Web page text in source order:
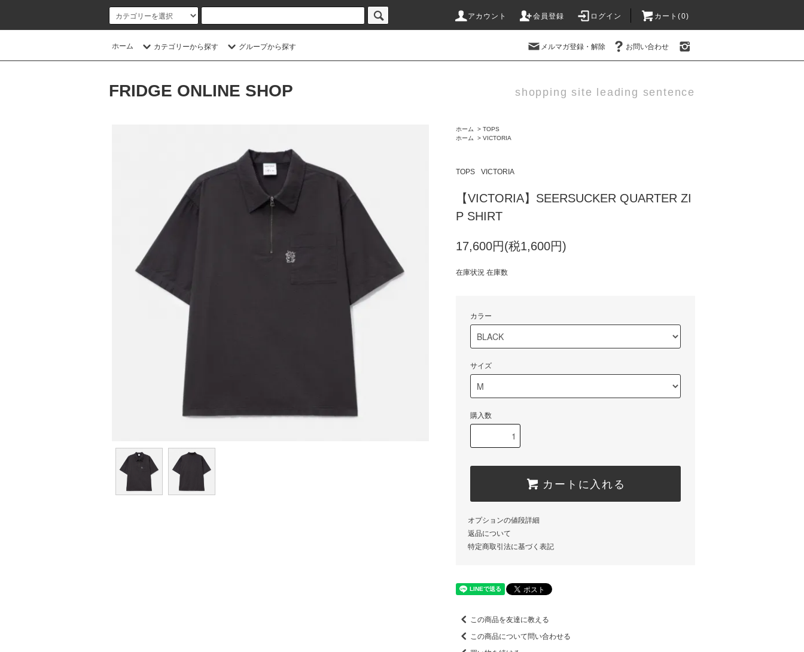
アカウント 会員登録 ログイン カート(0)
ホーム カテゴリーから探す グループから探す メルマガ登録・解除 お問い合わせ
FRIDGE ONLINE SHOP shopping site leading sentence
ホーム > TOPS
ホーム
> VICTORIA
TOPS VICTORIA
【VICTORIA】SEERSUCKER QUARTER ZI
P SHIRT
17,600円(税1,600円)
在庫状況 在庫数
カラー
サイズ
購入数
カートに入れる
オプションの値段詳細
返品について
特定商取引法に基づく表記
この商品を友達に教える
この商品について問い合わせる